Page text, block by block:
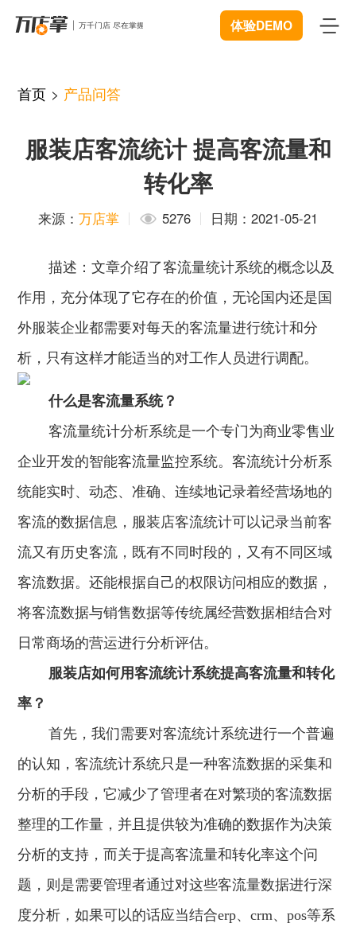
体验DEMO
智能巡店
商业BI
远程协同
视频追溯
小鸟探店
AI识别检测
掌上学院
电子名片
电子合同
体验中心 New
数据赋能
服装行业
餐饮行业
快消行业
连锁药店
汽车服务
购物中心
美容养生
母婴行业
智慧工厂
资源中心 New
下载
公司新闻
行业干货
产品问答
企业文档 New
开发者中心
开放平台
联系我们
公司简介
联系方式
合作与生态
服务政策
申请使用
首页 > 产品问答
服装店客流统计 提高客流量和
转化率
来源： 万店掌 5276 日期：2021-05-21
描述： 文章介绍了客流量统计系统的概念以及
作用，充分体现了它存在的价值，无论国内还是国
外服装企业都需要对每天的客流量进行统计和分
析，只有这样才能适当的对工作人员进行调配。
什么是客流量系统？
客流量统计分析系统是一个专门为商业零售业
企业开发的智能客流量监控系统。客流统计分析系
统能实时、动态、准确、连续地记录着经营场地的
客流的数据信息，服装店客流统计可以记录当前客
流又有历史客流，既有不同时段的，又有不同区域
客流数据。还能根据自己的权限访问相应的数据，
将客流数据与销售数据等传统属经营数据相结合对
日常商场的营运进行分析评估。
服装店如何用客流统计系统提高客流量和转化
率？
首先，我们需要对客流统计系统进行一个普遍
的认知，客流统计系统只是一种客流数据的采集和
分析的手段，它减少了管理者在对繁琐的客流数据
整理的工作量，并且提供较为准确的数据作为决策
分析的支持，而关于提高客流量和转化率这个问
题，则是需要管理者通过对这些客流量数据进行深
度分析，如果可以的话应当结合erp、crm、pos等系